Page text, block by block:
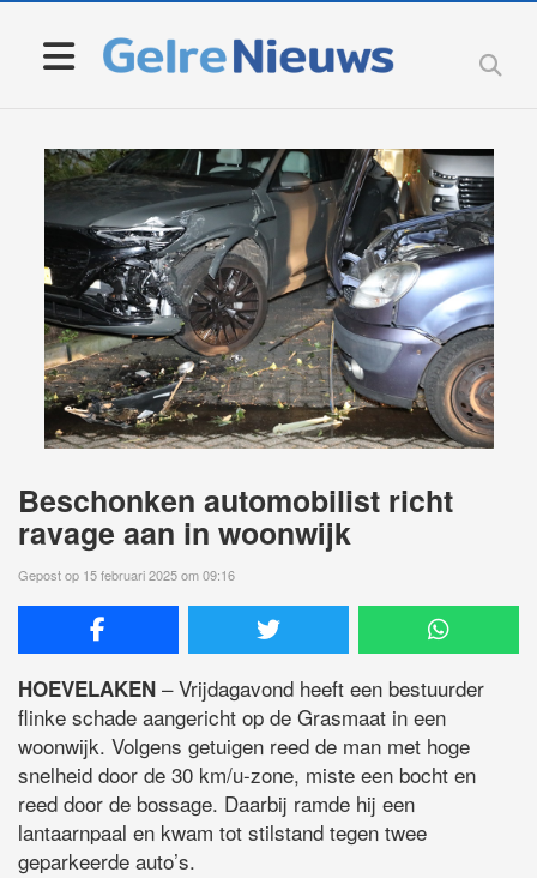
Beschonken automobilist richt
ravage aan in woonwijk
Gepost op 15 februari 2025 om 09:16
HOEVELAKEN – Vrijdagavond heeft een bestuurder
flinke schade aangericht op de Grasmaat in een
woonwijk. Volgens getuigen reed de man met hoge
snelheid door de 30 km/u-zone, miste een bocht en
reed door de bossage. Daarbij ramde hij een
lantaarnpaal en kwam tot stilstand tegen twee
geparkeerde auto’s.